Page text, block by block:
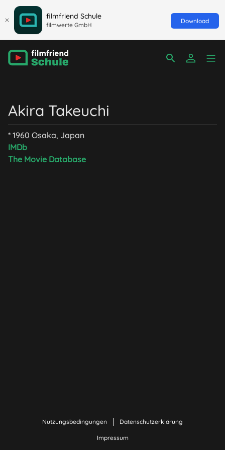
filmfriend Schule
filmwerte GmbH
Download
Akira Takeuchi
* 1960 Osaka, Japan
IMDb
The Movie Database
Nutzungsbedingungen Datenschutzerklärung
Impressum